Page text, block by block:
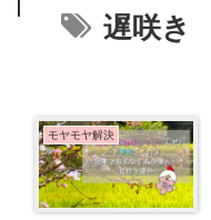
遅咲き
モヤモヤ解決